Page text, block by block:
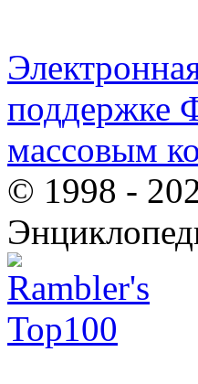
поддержке
массовым
© 1998 -